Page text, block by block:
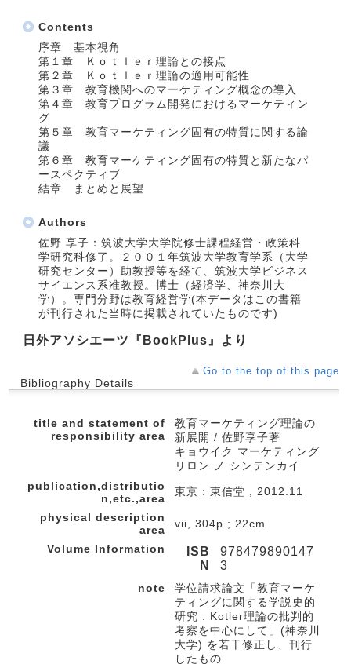
Contents
序章 基本視角
第１章 Ｋｏｔｌｅｒ理論との接点
第２章 Ｋｏｔｌｅｒ理論の適用可能性
第３章 教育機関へのマーケティング概念の導入
第４章 教育プログラム開発におけるマーケティン
グ
第５章 教育マーケティング固有の特質に関する論
議
第６章 教育マーケティング固有の特質と新たなパ
ースペクティブ
結章 まとめと展望
Authors
佐野 享子：筑波大学大学院修士課程経営・政策科
学研究科修了。２００１年筑波大学教育学系（大学
研究センター）助教授等を経て、筑波大学ビジネス
サイエンス系准教授。博士（経済学、神奈川大
学）。専門分野は教育経営学(本データはこの書籍
が刊行された当時に掲載されていたものです)
日外アソシエーツ『BookPlus』より
Go to the top of this page
Bibliography Details
title and statement of
responsibility area
教育マーケティング理論の
新展開 / 佐野享子著
キョウイク マーケティング
リロン ノ シンテンカイ
publication,distributio
n,etc.,area
東京 : 東信堂 , 2012.11
physical description
area
vii, 304p ; 22cm
Volume Information
ISB
N
978479890147
3
note
学位請求論文「教育マーケ
ティングに関する学説史的
研究 : Kotler理論の批判的
考察を中心にして」(神奈川
大学) を若干修正し、刊行
したもの